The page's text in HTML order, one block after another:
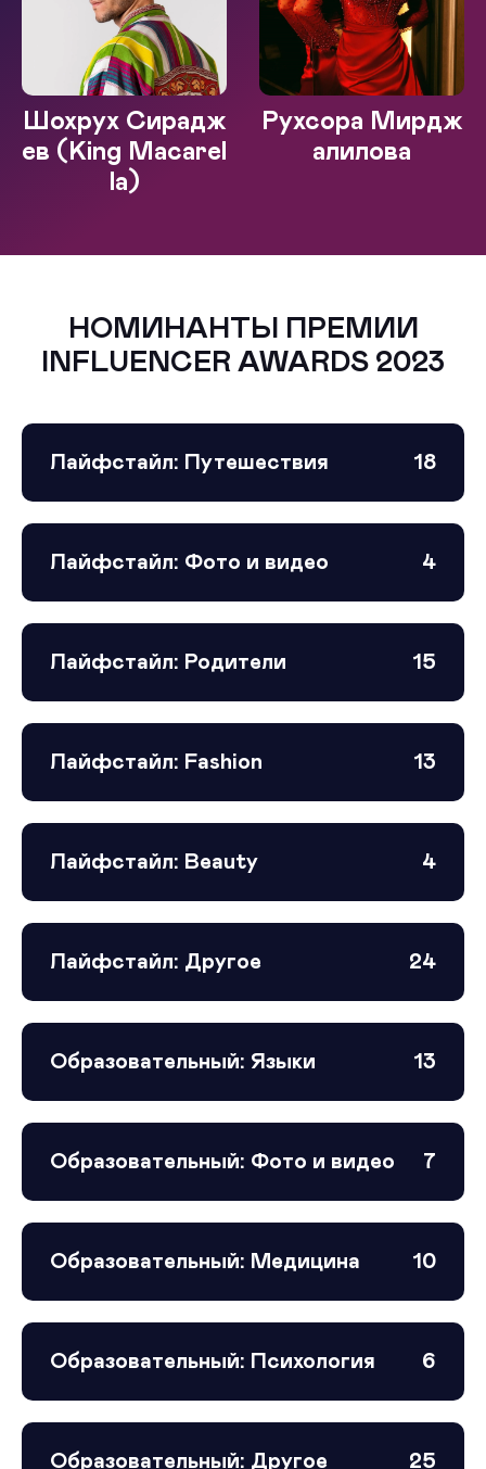
Шохрух Сирадж
ев (King Macarel
la)
Рухсора Мирдж
алилова
НОМИНАНТЫ ПРЕМИИ
INFLUENCER AWARDS 2023
Лайфстайл: Путешествия 18
Лайфстайл: Фото и видео 4
Лайфстайл: Родители 15
Лайфстайл: Fashion 13
Лайфстайл: Beauty 4
Лайфстайл: Другое 24
Образовательный: Языки 13
Образовательный: Фото и видео 7
Образовательный: Медицина 10
Образовательный: Психология 6
Образовательный: Другое 25